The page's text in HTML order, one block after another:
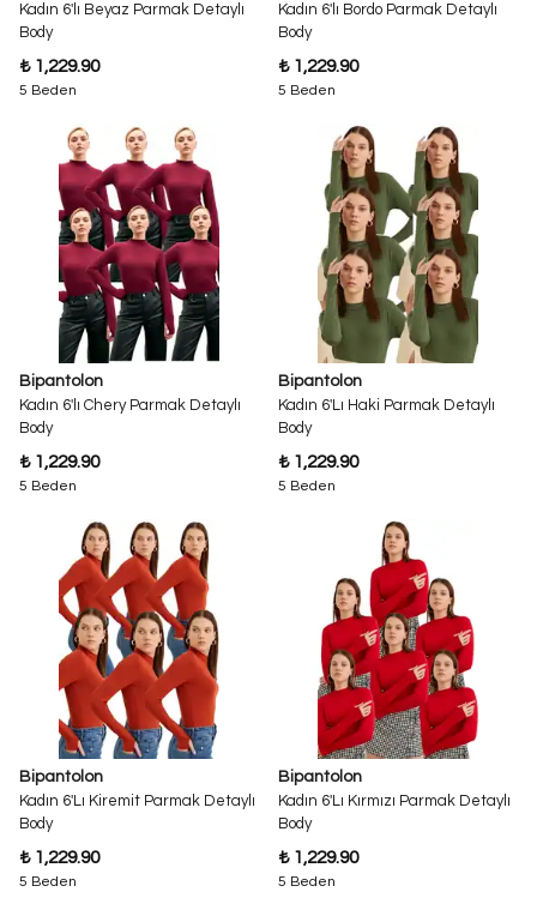
Kadın 6'lı Beyaz Parmak Detaylı
Body
₺ 1,229.90
5 Beden
Kadın 6'lı Bordo Parmak Detaylı
Body
₺ 1,229.90
5 Beden
Bipantolon
Kadın 6'lı Chery Parmak Detaylı
Body
₺ 1,229.90
5 Beden
Bipantolon
Kadın 6'Lı Haki Parmak Detaylı
Body
₺ 1,229.90
5 Beden
Bipantolon
Kadın 6'Lı Kiremit Parmak Detaylı
Body
₺ 1,229.90
5 Beden
Bipantolon
Kadın 6'Lı Kırmızı Parmak Detaylı
Body
₺ 1,229.90
5 Beden